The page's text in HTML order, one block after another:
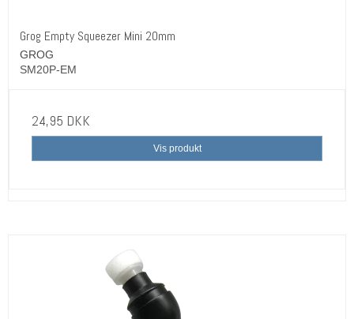
Grog Empty Squeezer Mini 20mm
GROG
SM20P-EM
24,95 DKK
Vis produkt